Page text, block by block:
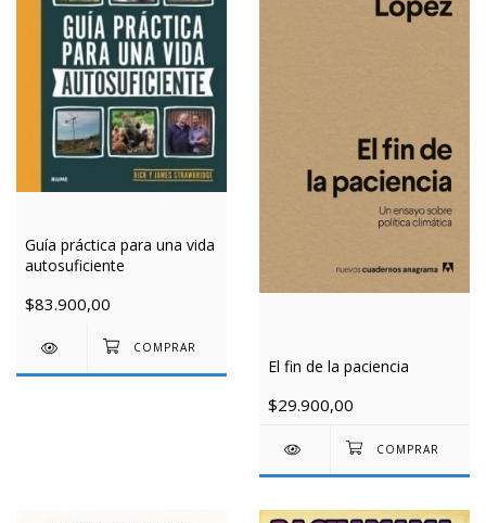
Guía práctica para una vida
autosuficiente
$83.900,00
El fin de la paciencia
$29.900,00